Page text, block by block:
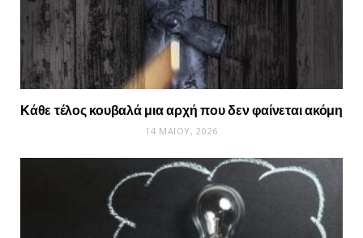
Κάθε τέλος κουβαλά μια αρχή που δεν φαίνεται ακόμη
14 ΜΑΪ́ΟΥ, 2026